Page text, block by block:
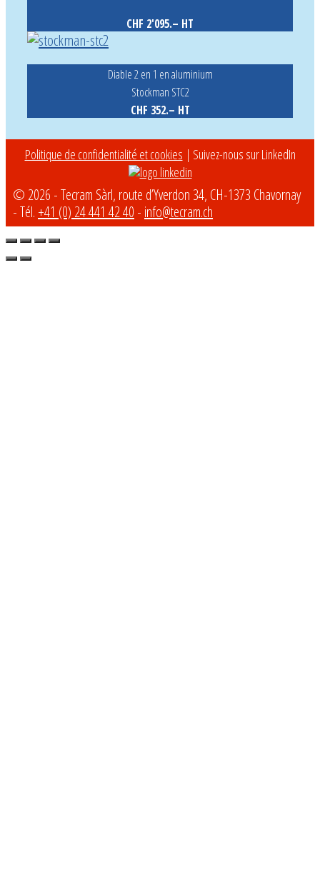
CHF 2'095.– HT
Diable 2 en 1 en aluminium
Stockman STC2
CHF 352.– HT
Politique de confidentialité et cookies | Suivez-nous sur LinkedIn
© 2026 - Tecram Sàrl, route d’Yverdon 34, CH-1373 Chavornay
- Tél. +41 (0) 24 441 42 40 - info@tecram.ch